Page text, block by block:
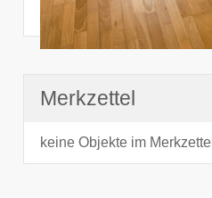
noch nichts angesehen
Merkzettel
keine Objekte im Merkzettel